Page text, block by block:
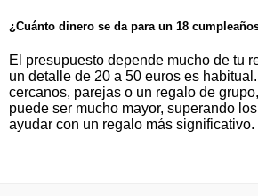
¿Cuánto dinero se da para un 18
El presupuesto depende mucho de tu
un detalle de 20 a 50 euros es
cercanos, parejas o un regalo de
puede ser mucho mayor, superando
ayudar con un regalo más significativo.